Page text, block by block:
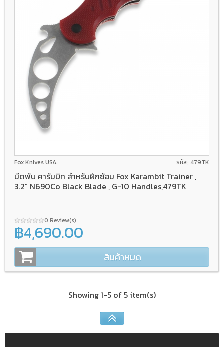
Fox Knives USA. รหัส: 479TK
มีดพับ คารัมบิท สำหรับฝึกซ้อม Fox Karambit Trainer ,
3.2" N690Co Black Blade , G-10 Handles,479TK
0 Review(s)
฿4,690.00
สินค้าหมด
Showing 1-5 of 5 item(s)